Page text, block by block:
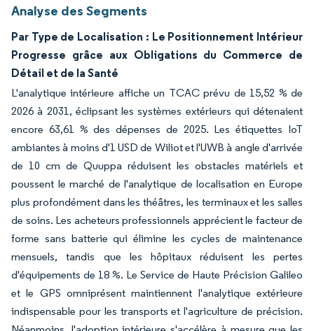
Analyse des Segments
Par Type de Localisation : Le Positionnement Intérieur
Progresse grâce aux Obligations du Commerce de
Détail et de la Santé
L'analytique intérieure affiche un TCAC prévu de 15,52 % de
2026 à 2031, éclipsant les systèmes extérieurs qui détenaient
encore 63,61 % des dépenses de 2025. Les étiquettes IoT
ambiantes à moins d'1 USD de Wiliot et l'UWB à angle d'arrivée
de 10 cm de Quuppa réduisent les obstacles matériels et
poussent le marché de l'analytique de localisation en Europe
plus profondément dans les théâtres, les terminaux et les salles
de soins. Les acheteurs professionnels apprécient le facteur de
forme sans batterie qui élimine les cycles de maintenance
mensuels, tandis que les hôpitaux réduisent les pertes
d'équipements de 18 %. Le Service de Haute Précision Galileo
et le GPS omniprésent maintiennent l'analytique extérieure
indispensable pour les transports et l'agriculture de précision.